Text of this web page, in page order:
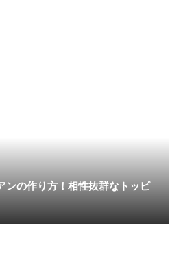
ンの作り方！相性抜群なトッピ